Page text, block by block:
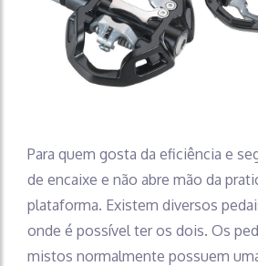
Para quem gosta da eficiência e
de encaixe e não abre mão da
plataforma. Existem diversos
onde é possível ter os dois. Os
mistos normalmente possuem